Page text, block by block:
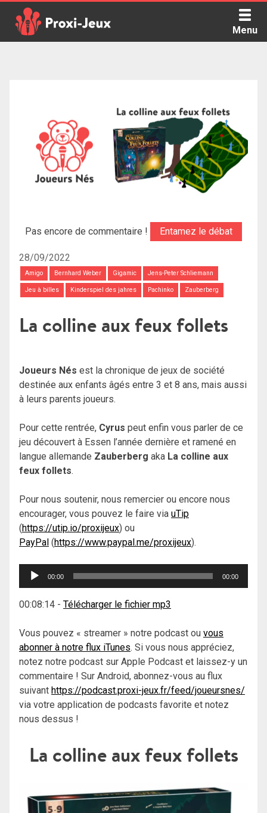
content
Menu
Pas encore de commentaire ! Entamez le débat
28/09/2022
Amigo Bernhard Weber Gigamic Jens-Peter Schliemann
Jeu à billes Kinderspiel des jahres Pachinko Zauberberg
La colline aux feux follets
Joueurs Nés est la chronique de jeux de société
destinée aux enfants âgés entre 3 et 8 ans, mais aussi
à leurs parents joueurs.
Pour cette rentrée, Cyrus peut enfin vous parler de ce
jeu découvert à Essen l’année dernière et ramené en
langue allemande Zauberberg aka La colline aux
feux follets.
Pour nous soutenir, nous remercier ou encore nous
encourager, vous pouvez le faire via uTip
(https://utip.io/proxijeux) ou
PayPal (https://www.paypal.me/proxijeux).
Lecteur
00:00 00:00
00:08:14 - Télécharger le fichier mp3
Vous pouvez « streamer » notre podcast ou vous
abonner à notre flux iTunes. Si vous nous appréciez,
notez notre podcast sur Apple Podcast et laissez-y un
commentaire ! Sur Android, abonnez-vous au flux
suivant https://podcast.proxi-jeux.fr/feed/joueursnes/
via votre application de podcasts favorite et notez
nous dessus !
La colline aux feux follets